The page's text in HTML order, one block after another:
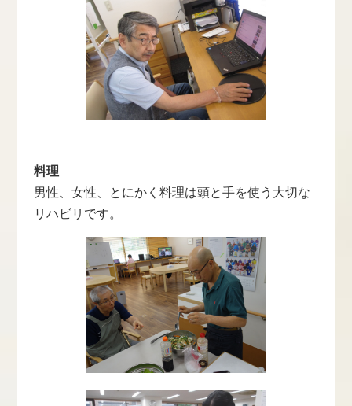
料理
男性、女性、とにかく料理は頭と手を使う大切な
リハビリです。